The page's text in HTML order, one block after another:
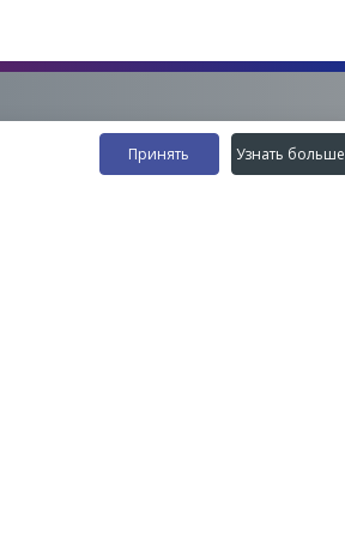
Наши контакты
Принять Узнать больше